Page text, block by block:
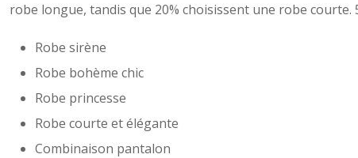
robe longue, tandis que 20% choisissent une robe
Robe sirène
Robe bohème chic
Robe princesse
Robe courte et élégante
Combinaison pantalon